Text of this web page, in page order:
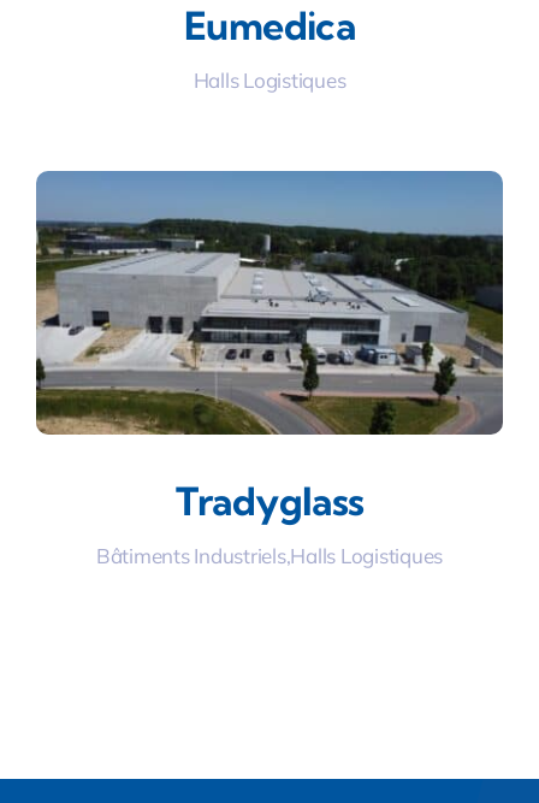
Eumedica
Halls Logistiques
Tradyglass
Bâtiments Industriels,Halls Logistiques